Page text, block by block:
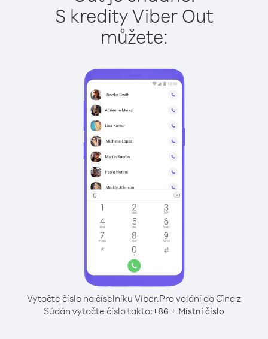
S kredity Viber Out
můžete:
Vytočte číslo na číselníku Viber.Pro volání do Čína z
Súdán vytočte číslo takto:+86 + Místní číslo